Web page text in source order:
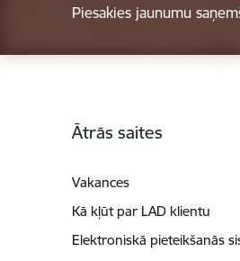
Piesakies jaunumu
Ātrās saites
Vakances
Kā kļūt par LAD klientu
Elektroniskā pieteikšanās